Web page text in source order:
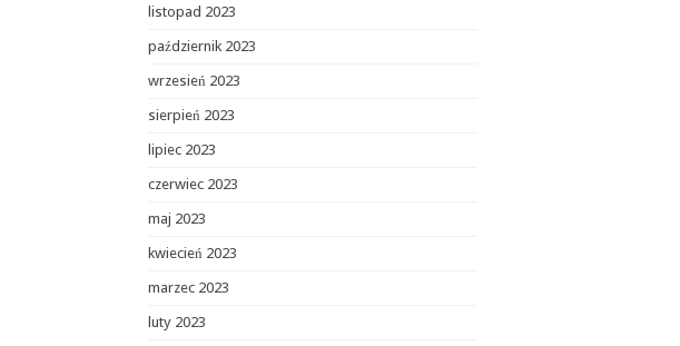
listopad 2023
październik 2023
wrzesień 2023
sierpień 2023
lipiec 2023
czerwiec 2023
maj 2023
kwiecień 2023
marzec 2023
luty 2023